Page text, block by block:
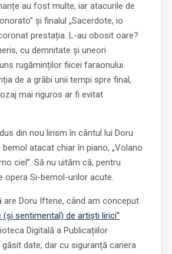
au fost multe, iar atacurile de
și finalul „Sacerdote, io
prestația. L-au obosit oare?
cu demnitate și uneori
rugăminților fiicei faraonului.
de a grăbi unii tempi spre final,
mai riguros ar fi evitat
din nou lirism în cântul lui Doru
bemol atacat chiar în piano, „Volano
ciel”. Să nu uităm că, pentru
opera Si-bemol-urilor acute.
are Doru Iftene, când am conceput
(și sentimental) de artiști lirici”
Digitală a Publicațiilor
date, dar cu siguranță cariera